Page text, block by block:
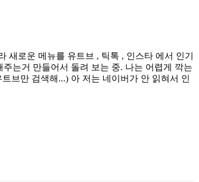
새로운 메뉴를 유트브 , 틱톡 , 인스타 에서 인기
는거 만들어서 돌려 보는 중. 나는 어렵게 깍는
브만 검색해...) 아 저는 네이버가 안 읽혀서 인